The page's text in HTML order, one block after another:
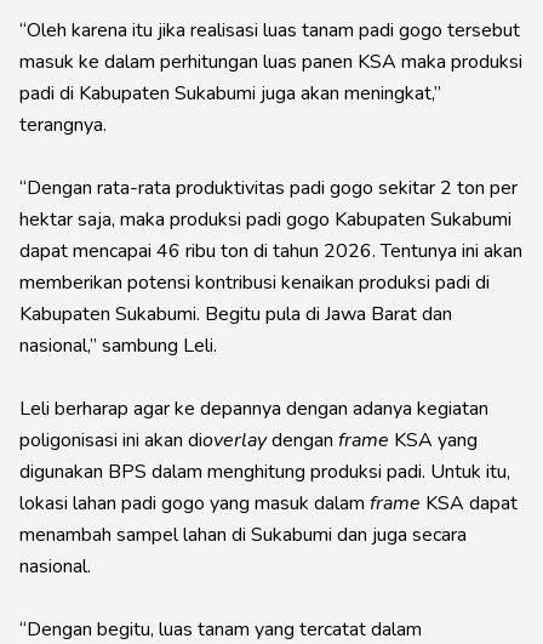
“Oleh karena itu jika realisasi luas tanam padi gogo tersebut
masuk ke dalam perhitungan luas panen KSA maka produksi
padi di Kabupaten Sukabumi juga akan meningkat,”
terangnya.
“Dengan rata-rata produktivitas padi gogo sekitar 2 ton per
hektar saja, maka produksi padi gogo Kabupaten Sukabumi
dapat mencapai 46 ribu ton di tahun 2026. Tentunya ini akan
memberikan potensi kontribusi kenaikan produksi padi di
Kabupaten Sukabumi. Begitu pula di Jawa Barat dan
nasional,” sambung Leli.
Leli berharap agar ke depannya dengan adanya kegiatan
poligonisasi ini akan dioverlaydengan frame KSA yang
digunakan BPS dalam menghitung produksi padi. Untuk itu,
lokasi lahan padi gogo yang masuk dalam frame KSA dapat
menambah sampel lahan di Sukabumi dan juga secara
nasional.
“Dengan begitu, luas tanam yang tercatat dalam